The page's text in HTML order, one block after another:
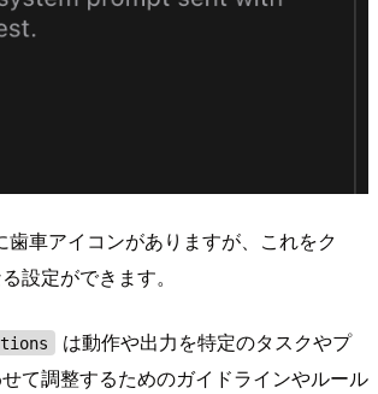
車アイコンがありますが、これをク
設定ができます。
は動作や出力を特定のタスクやプ
て調整するためのガイドラインやルール